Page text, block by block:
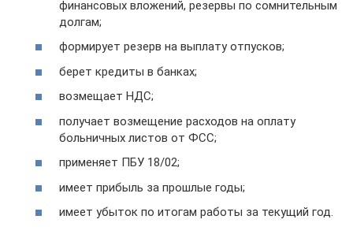
финансовых вложений, резервы по сомнительным
долгам;
формирует резерв на выплату отпусков;
берет кредиты в банках;
возмещает НДС;
получает возмещение расходов на оплату
больничных листов от ФСС;
применяет ПБУ 18/02;
имеет прибыль за прошлые годы;
имеет убыток по итогам работы за текущий год.